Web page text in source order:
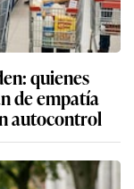
quienes
de empatía
autocontrol